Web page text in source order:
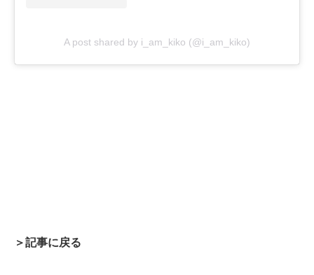
A post shared by i_am_kiko (@i_am_kiko)
＞記事に戻る